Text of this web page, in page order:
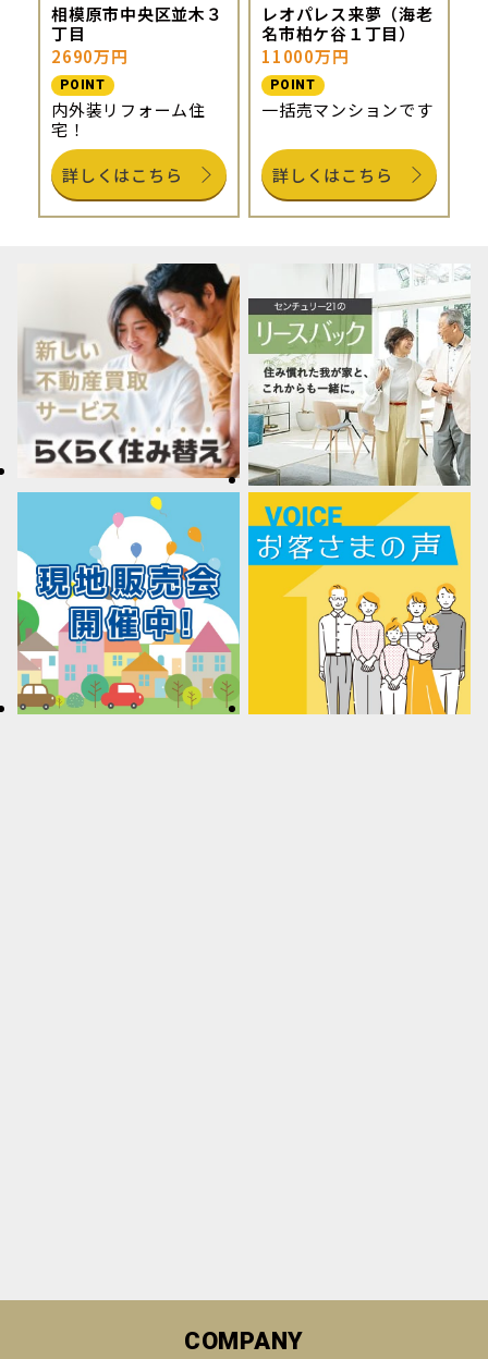
相模原市中央区並木３
丁目
2690万円
POINT
内外装リフォーム住
宅！
詳しくはこちら
レオパレス来夢（海老
名市柏ケ谷１丁目）
11000万円
POINT
一括売マンションです
詳しくはこちら
COMPANY